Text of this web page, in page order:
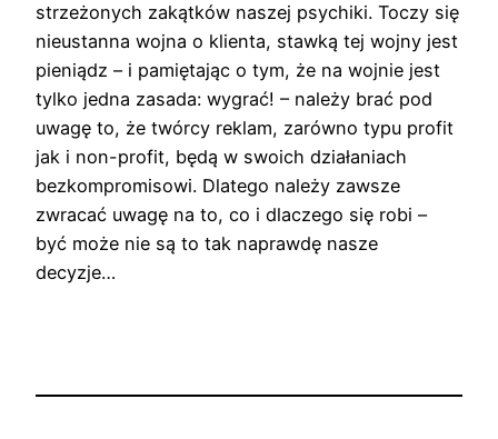
strzeżonych zakątków naszej psychiki. Toczy się
nieustanna wojna o klienta, stawką tej wojny jest
pieniądz – i pamiętając o tym, że na wojnie jest
tylko jedna zasada: wygrać! – należy brać pod
uwagę to, że twórcy reklam, zarówno typu profit
jak i non-profit, będą w swoich działaniach
bezkompromisowi. Dlatego należy zawsze
zwracać uwagę na to, co i dlaczego się robi –
być może nie są to tak naprawdę nasze
decyzje…